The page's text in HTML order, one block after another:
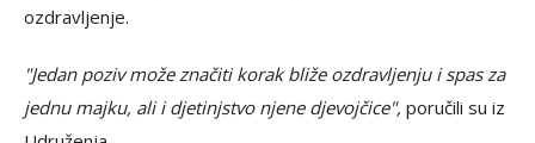
ozdravljenje.
"Jedan poziv može značiti korak bliže ozdravljenju i spas za
jednu majku, ali i djetinjstvo njene djevojčice", poručili su iz